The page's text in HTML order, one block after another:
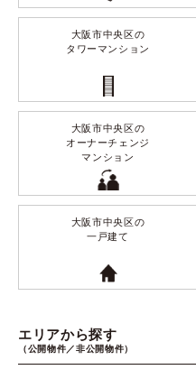
大阪市中央区の
タワーマンション
大阪市中央区の
オーナーチェンジ
マンション
大阪市中央区の
一戸建て
エリアから探す
（公開物件／非公開物件）